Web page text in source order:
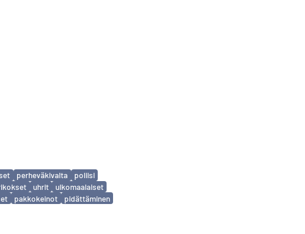
perheväkivalta
poliisi
uhrit
ulkomaalaiset
pakkokeinot pidättäminen